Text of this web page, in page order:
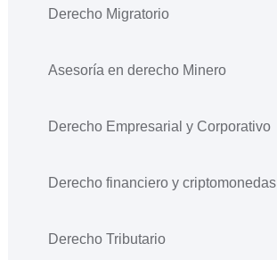
Derecho Migratorio
Asesoría en derecho Minero
Derecho Empresarial y Corporativo
Derecho financiero y criptomonedas
Derecho Tributario